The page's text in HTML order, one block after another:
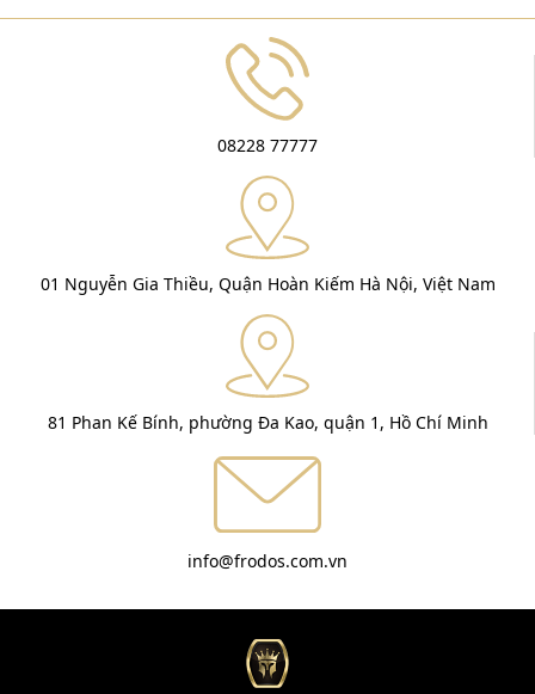
08228 77777
01 Nguyễn Gia Thiều, Quận Hoàn Kiếm Hà Nội, Việt Nam
81 Phan Kế Bính, phường Đa Kao, quận 1, Hồ Chí Minh
info@frodos.com.vn